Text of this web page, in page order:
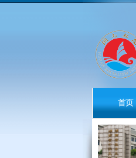
首页